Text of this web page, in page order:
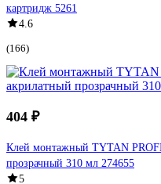
картридж 5261
4.6
(166)
404 ₽
Клей монтажный TYTAN
прозрачный 310 мл 274655
5